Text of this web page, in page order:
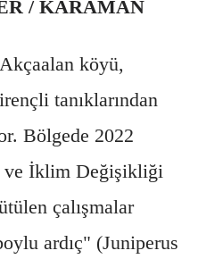
/ KARAMAN
köyü,
tanıklarından
Bölgede 2022
ve İklim Değişikliği
çalışmalar
ardıç" (Juniperus